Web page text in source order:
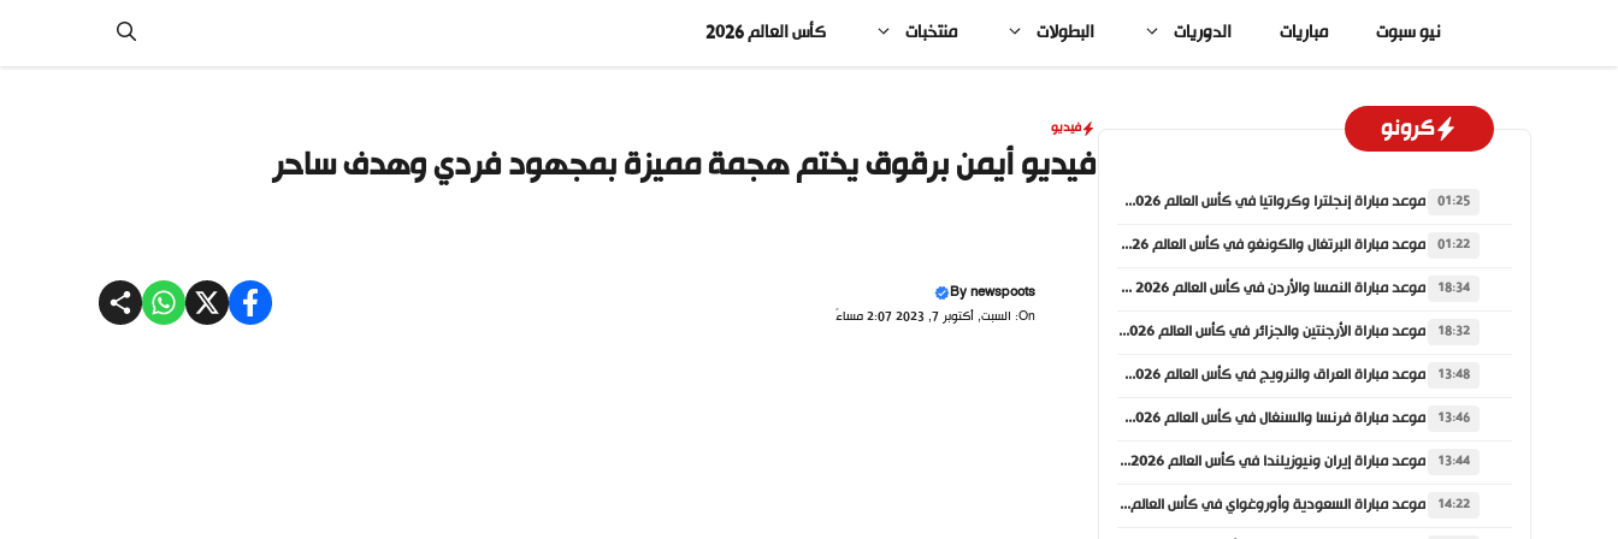
المحتوى
نيو سبوت مباريات الدوريات البطولات منتخبات كأس العالم 2026
فيديو
فيديو أيمن برقوق يختم هجمة مميزة بمجهود فردي وهدف ساحر
Bynewspoots
On: السبت, أكتوبر 7, 2023 2:07 مساءً
كرونو
01:25 موعد مباراة إنجلترا وكرواتيا في كأس العالم 2026 والقنوات الناقلة
01:22 موعد مباراة البرتغال والكونغو في كأس العالم 2026 والقنوات الناقلة
18:34 موعد مباراة النمسا والأردن في كأس العالم 2026 والقنوات الناقلة
18:32 موعد مباراة الأرجنتين والجزائر في كأس العالم 2026 والقنوات الناقلة
13:48 موعد مباراة العراق والنرويج في كأس العالم 2026 والقنوات الناقلة
13:46 موعد مباراة فرنسا والسنغال في كأس العالم 2026 والقنوات الناقلة
13:44 موعد مباراة إيران ونيوزيلندا في كأس العالم 2026 والقنوات الناقلة
14:22 موعد مباراة السعودية وأوروغواي في كأس العالم 2026 والقنوات الناقلة